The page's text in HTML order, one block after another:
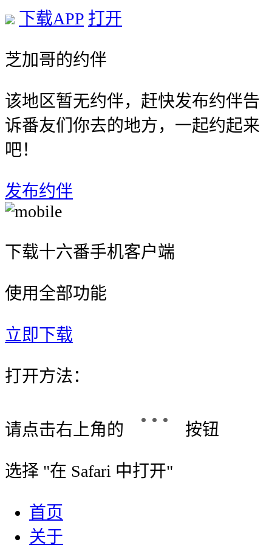
下载APP 打开
芝加哥的约伴
该地区暂无约伴，赶快发布约伴告
诉番友们你去的地方，一起约起来
吧！
发布约伴
下载十六番手机客户端
使用全部功能
立即下载
打开方法：
请点击右上角的 按钮
选择 "在 Safari 中打开"
首页
关于